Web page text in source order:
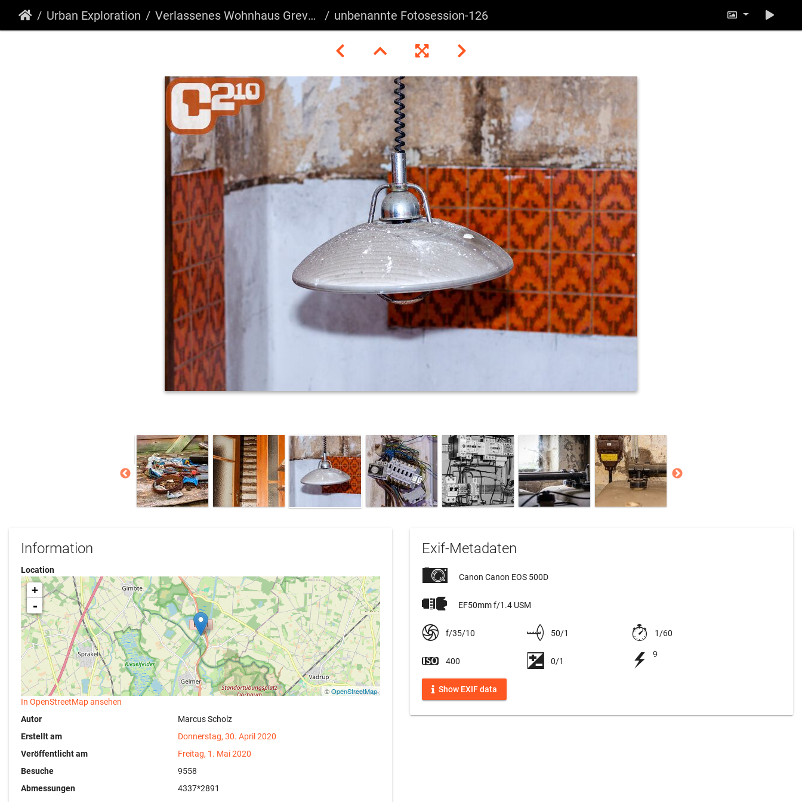
Urban Exploration Verlassenes Wohnhaus Greven unbenannte Fotosession-126
Information
Location
+
-
©OpenStreetMap
In OpenStreetMap ansehen
Autor
Marcus Scholz
Erstellt am
Donnerstag, 30. April 2020
Veröffentlicht am
Freitag, 1. Mai 2020
Besuche
9558
Abmessungen
4337*2891
Exif-Metadaten
Canon Canon EOS 500D
EF50mm f/1.4 USM
f/35/10 50/1 1/60
400 0/1
9
Show EXIF data